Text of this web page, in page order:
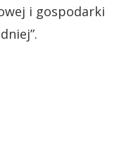
i gospodarki